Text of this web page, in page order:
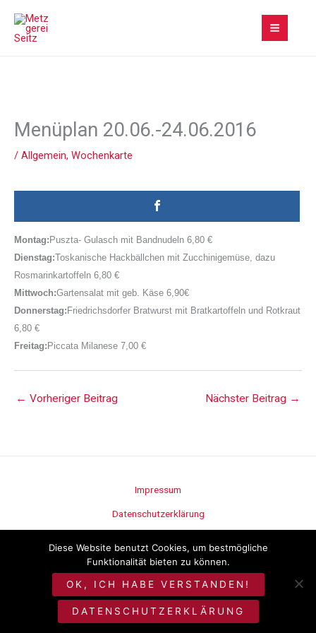
Inhalt
springen
Menüplan 20.06.-24.06.2016
/ Allgemein, Wochenkarte
Montag:Puszta- Gulasch mit Bandnudeln 6,80 €
Dienstag:Toskanische Hackbällchen mit Zucchinigemüse, dazu
Rosmarinkartoffeln 6,80 €
Mittwoch:Gartensalat mit geb. Käse 6,90€
Donnerstag:Friedrichsdorfer Bratwurst mit Bratkartoffeln und Rotkraut
6, 80 €
Freitag:Piccata Milanese 7,00 €
← Vorheriger Beitrag Nächster Beitrag →
Impressum
Datenschutzerklärung
©Metzgerei Seitz
Diese Website benutzt Cookies, um bestmögliche
Funktionalität bieten zu können.
OK, ICH HABE VERSTANDEN!
DATENSCHUTZERKLÄRUNG